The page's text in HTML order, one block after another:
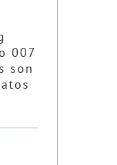
007
son